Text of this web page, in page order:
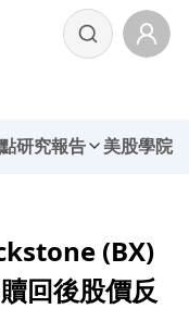
研究報告 美股學院
(BX)
回後股價反